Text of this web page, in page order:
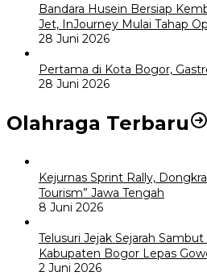
Bandara Husein Bersiap
Jet, InJourney Mulai Tahap
28 Juni 2026
Pertama di Kota Bogor,
28 Juni 2026
Olahraga Terbaru
Kejurnas Sprint Rally,
Tourism” Jawa Tengah
8 Juni 2026
Telusuri Jejak Sejarah
Kabupaten Bogor Lepas
2 Juni 2026